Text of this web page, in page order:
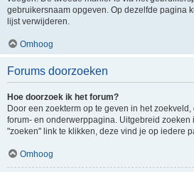
gebruikersnaam opgeven. Op dezelfde pagina
lijst verwijderen.
Omhoog
Forums doorzoeken
Hoe doorzoek ik het forum?
Door een zoekterm op te geven in het
forum- en onderwerppagina. Uitgebreid zoeken
"zoeken" link te klikken, deze vind je op iedere
Omhoog